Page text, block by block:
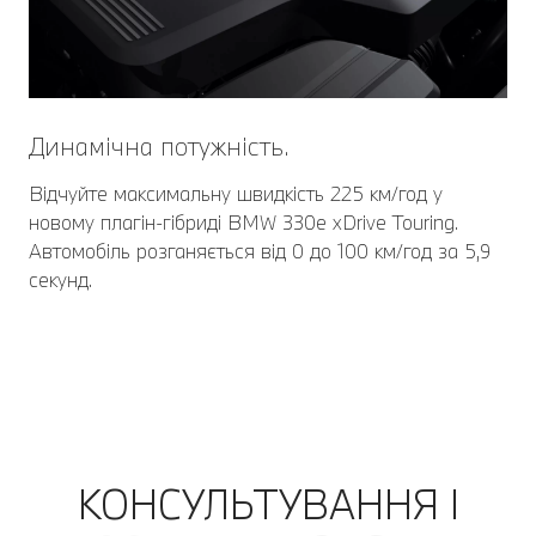
Динамічна потужність.
Відчуйте максимальну швидкість 225 км/год у
новому плагін-гібриді BMW 330e xDrive Touring.
Автомобіль розганяється від 0 до 100 км/год за 5,9
секунд.
КОНСУЛЬТУВАННЯ І